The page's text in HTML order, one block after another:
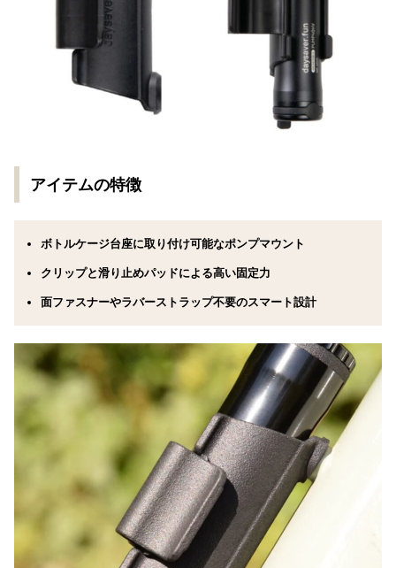
アイテムの特徴
ボトルケージ台座に取り付け可能なポンプマウント
クリップと滑り止めパッドによる高い固定力
面ファスナーやラバーストラップ不要のスマート設計